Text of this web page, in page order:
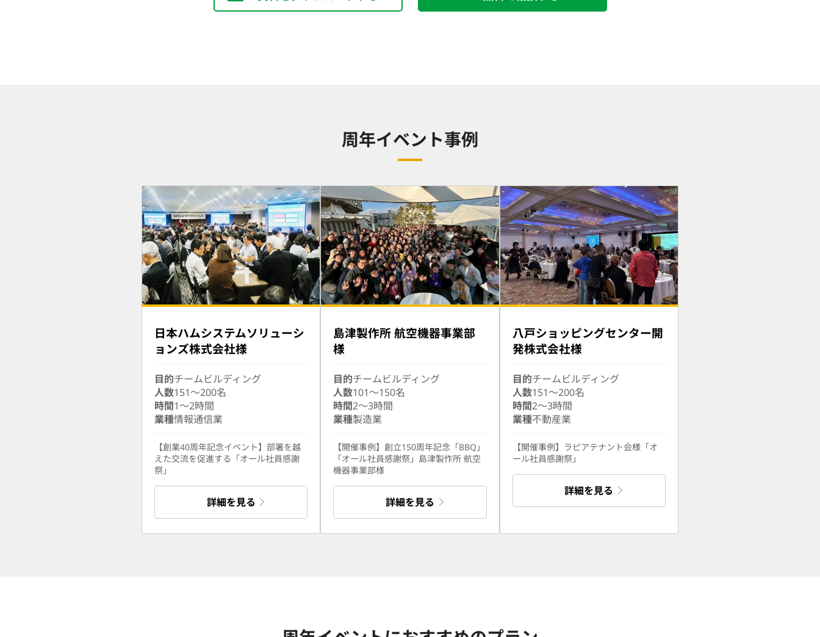
周年イベント事例
日本ハムシステムソリューシ
ョンズ株式会社様
目的チームビルディング
人数151〜200名
時間1〜2時間
業種情報通信業
【創業40周年記念イベント】部署を越
えた交流を促進する「オール社員感謝
祭」
詳細を見る
島津製作所 航空機器事業部
様
目的チームビルディング
人数101〜150名
時間2〜3時間
業種製造業
【開催事例】創立150周年記念「BBQ」
「オール社員感謝祭」島津製作所 航空
機器事業部様
詳細を見る
八戸ショッピングセンター開
発株式会社様
目的チームビルディング
人数151〜200名
時間2〜3時間
業種不動産業
【開催事例】ラピアテナント会様「オ
ール社員感謝祭」
詳細を見る